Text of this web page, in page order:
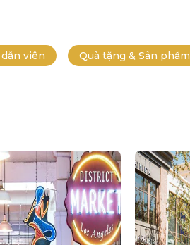
viên Quà tặng & Sản phẩm